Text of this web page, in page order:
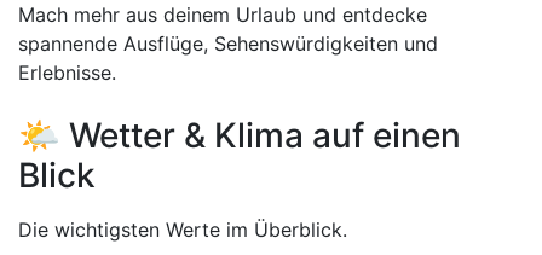
Mach mehr aus deinem Urlaub und entdecke
spannende Ausflüge, Sehenswürdigkeiten und
Erlebnisse.
🌤️ Wetter & Klima auf einen
Blick
Die wichtigsten Werte im Überblick.